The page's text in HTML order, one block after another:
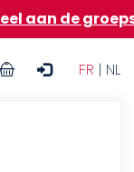
FR | NL
User